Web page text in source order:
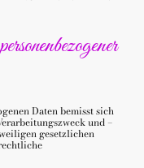
Daten bemisst sich
und –
gesetzlichen